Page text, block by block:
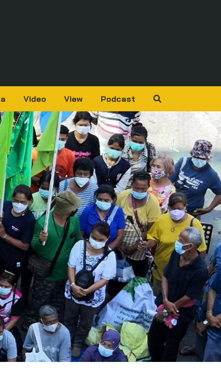
Video View Podcast